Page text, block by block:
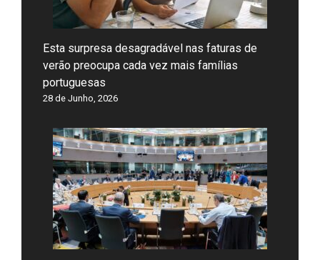
Esta surpresa desagradável nas faturas de
verão preocupa cada vez mais famílias
portuguesas
28 de Junho, 2026